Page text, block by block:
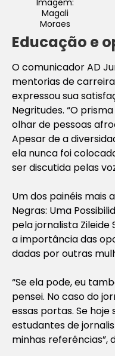
Magali
Moraes
Educação e
O comunicador AD
mentorias de
expressou sua
Negritudes. “O
olhar de pessoas
Apesar de a
ela nunca foi
ser discutida pelas
Um dos painéis mais
Negras: Uma
pela jornalista Zileide
a importância das
dadas por outras
“Se ela pode, eu
pensei. No caso do
essas portas. Se
estudantes de
minhas referências”,